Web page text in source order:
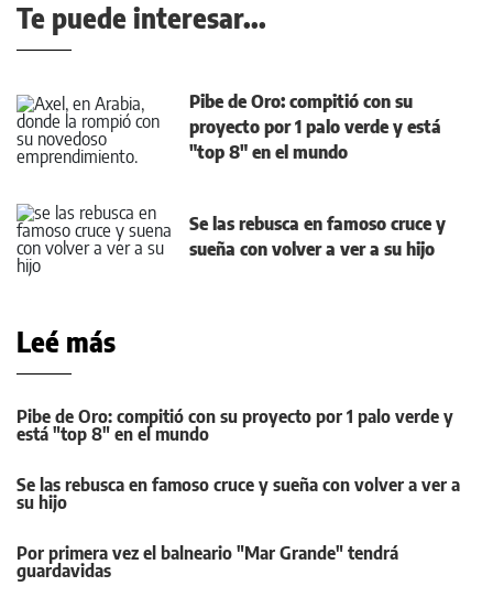
Te puede interesar...
Pibe de Oro: compitió con su
proyecto por 1 palo verde y está
"top 8" en el mundo
Se las rebusca en famoso cruce y
sueña con volver a ver a su hijo
Leé más
Pibe de Oro: compitió con su proyecto por 1 palo verde y
está "top 8" en el mundo
Se las rebusca en famoso cruce y sueña con volver a ver a
su hijo
Por primera vez el balneario "Mar Grande" tendrá
guardavidas